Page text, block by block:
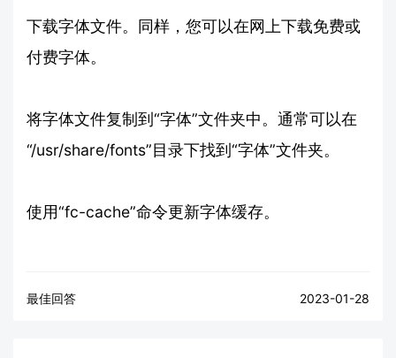
下载字体文件。同样，您可以在网上下载免费或
付费字体。
将字体文件复制到“字体”文件夹中。通常可以在
“/usr/share/fonts”目录下找到“字体”文件夹。
使用“fc-cache”命令更新字体缓存。
最佳回答 2023-01-28